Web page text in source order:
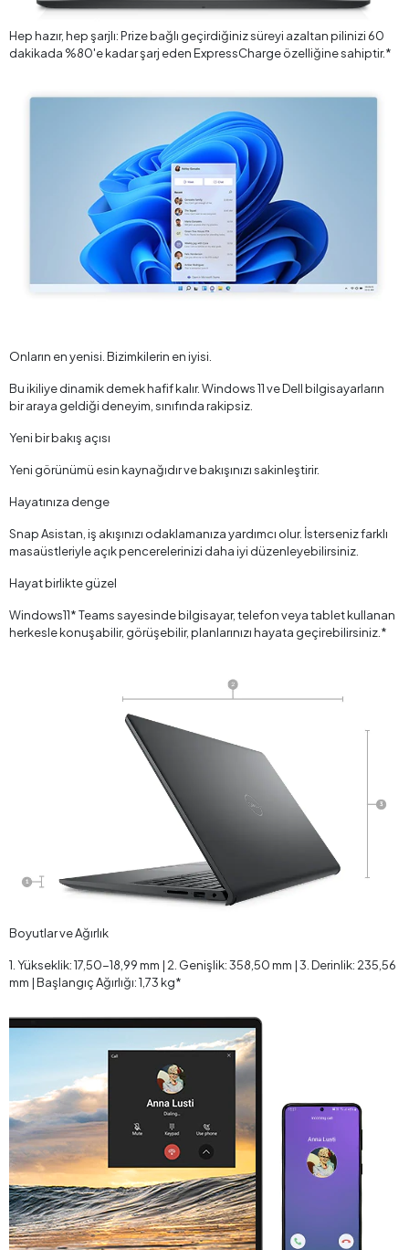
Hep hazır, hep şarjlı: Prize bağlı geçirdiğiniz süreyi azaltan pilinizi 60
dakikada %80'e kadar şarj eden ExpressCharge özelliğine sahiptir.*
Onların en yenisi. Bizimkilerin en iyisi.
Bu ikiliye dinamik demek hafif kalır. Windows 11 ve Dell bilgisayarların
bir araya geldiği deneyim, sınıfında rakipsiz.
Yeni bir bakış açısı
Yeni görünümü esin kaynağıdır ve bakışınızı sakinleştirir.
Hayatınıza denge
Snap Asistan, iş akışınızı odaklamanıza yardımcı olur. İsterseniz farklı
masaüstleriyle açık pencerelerinizi daha iyi düzenleyebilirsiniz.
Hayat birlikte güzel
Windows11* Teams sayesinde bilgisayar, telefon veya tablet kullanan
herkesle konuşabilir, görüşebilir, planlarınızı hayata geçirebilirsiniz.*
Boyutlar ve Ağırlık
1. Yükseklik: 17,50-18,99 mm | 2. Genişlik: 358,50 mm | 3. Derinlik: 235,56
mm | Başlangıç Ağırlığı: 1,73 kg*